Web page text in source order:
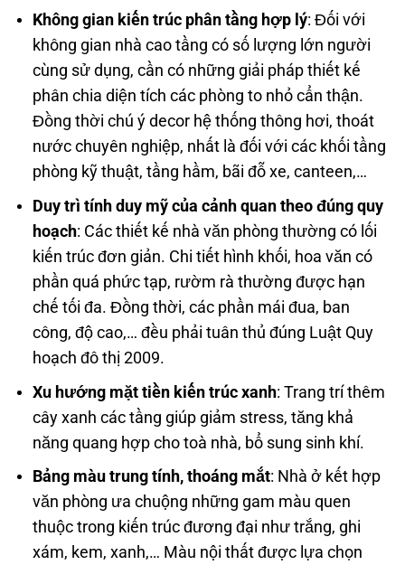
Không gian kiến trúc phân tầng hợp lý: Đối với
không gian nhà cao tầng có số lượng lớn người
cùng sử dụng, cần có những giải pháp thiết kế
phân chia diện tích các phòng to nhỏ cẩn thận.
Đồng thời chú ý decor hệ thống thông hơi, thoát
nước chuyên nghiệp, nhất là đối với các khối tầng
phòng kỹ thuật, tầng hầm, bãi đỗ xe, canteen,…
Duy trì tính duy mỹ của cảnh quan theo đúng quy
hoạch: Các thiết kế nhà văn phòng thường có lối
kiến trúc đơn giản. Chi tiết hình khối, hoa văn có
phần quá phức tạp, rườm rà thường được hạn
chế tối đa. Đồng thời, các phần mái đua, ban
công, độ cao,… đều phải tuân thủ đúng Luật Quy
hoạch đô thị 2009.
Xu hướng mặt tiền kiến trúc xanh: Trang trí thêm
cây xanh các tầng giúp giảm stress, tăng khả
năng quang hợp cho toà nhà, bổ sung sinh khí.
Bảng màu trung tính, thoáng mắt: Nhà ở kết hợp
văn phòng ưa chuộng những gam màu quen
thuộc trong kiến trúc đương đại như trắng, ghi
xám, kem, xanh,… Màu nội thất được lựa chọn